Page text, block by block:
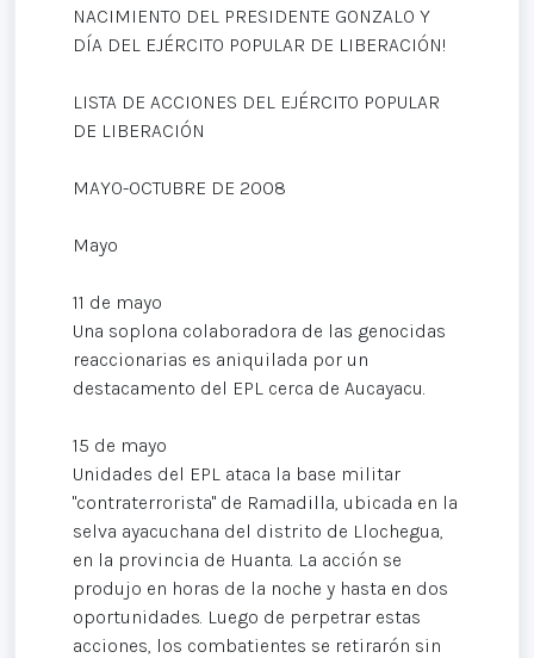
NACIMIENTO DEL PRESIDENTE GONZALO Y
DÍA DEL EJÉRCITO POPULAR DE LIBERACIÓN!
LISTA DE ACCIONES DEL EJÉRCITO POPULAR
DE LIBERACIÓN
MAYO-OCTUBRE DE 2008
Mayo
11 de mayo
Una soplona colaboradora de las genocidas
reaccionarias es aniquilada por un
destacamento del EPL cerca de Aucayacu.
15 de mayo
Unidades del EPL ataca la base militar
"contraterrorista" de Ramadilla, ubicada en la
selva ayacuchana del distrito de Llochegua,
en la provincia de Huanta. La acción se
produjo en horas de la noche y hasta en dos
oportunidades. Luego de perpetrar estas
acciones, los combatientes se retirarón sin